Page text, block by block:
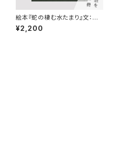
絵本『蛇の棲む水たまり』文：梨
木香歩 器：鹿児島睦
¥2,200